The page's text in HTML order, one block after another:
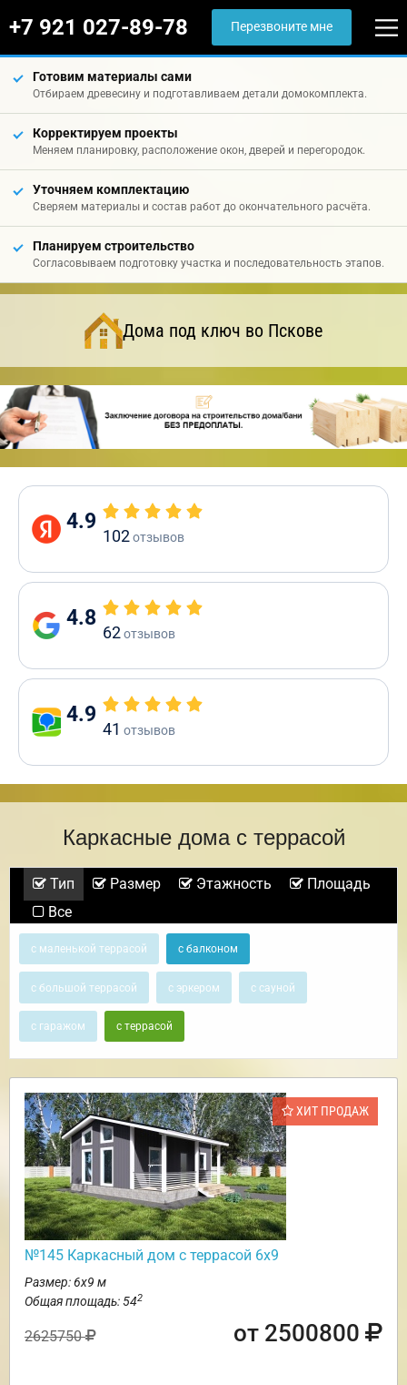
+7 921 027-89-78 Перезвоните мне
Готовим материалы сами
Отбираем древесину и подготавливаем детали домокомплекта.
Корректируем проекты
Меняем планировку, расположение окон, дверей и перегородок.
Уточняем комплектацию
Сверяем материалы и состав работ до окончательного расчёта.
Планируем строительство
Согласовываем подготовку участка и последовательность этапов.
Дома под ключ во Пскове
4.9
102отзывов
4.8
62отзывов
4.9
41 отзывов
Каркасные дома с террасой
Тип Размер Этажность
Площадь
Все
с маленькой террасой с балконом
с большой террасой с эркером с сауной
с гаражом с террасой
ХИТ ПРОДАЖ
№145 Каркасный дом с террасой 6х9
Размер: 6х9 м
Общая площадь: 542
2625750 от 2500800